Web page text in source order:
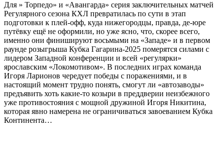
Для » Торпедо» и «Авангарда» серия заключительных матчей
Регулярного сезона КХЛ превратилась по сути в этап
подготовки к плей-офф, куда нижегородцы, правда, де-юре
путёвку ещё не оформили, но уже ясно, что, скорее всего,
именно они финишируют восьмыми на «Западе» и в первом
раунде розыгрыша Кубка Гагарина-2025 померятся силами с
лидером Западной конференции и всей «регулярки»
ярославским «Локомотивом». В последних играх команда
Игоря Ларионов чередует победы с поражениями, и в
настоящий момент трудно понять, смогут ли «автозаводы»
предъявить хоть какие-то козыри в преддверии неизбежного
уже противостояния с мощной дружиной Игоря Никитина,
которая явно намерена не ограничиваться завоеванием Кубка
Континента…